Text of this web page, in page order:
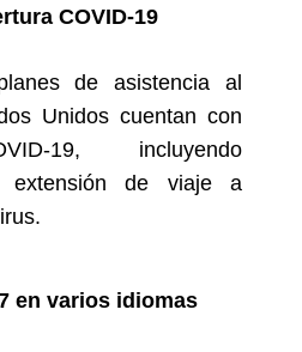
COVID-19
de asistencia al
Unidos cuentan con
19, incluyendo
extensión de viaje a
en varios idiomas